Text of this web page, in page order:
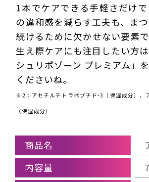
1本でケアできる手軽さだけ
の違和感を減らす工夫も、ま
続けるために欠かせない要素
生え際ケアにも注目したい方
シュリポゾーン プレミアム」
くださいね。
※2：アセチルテトラペプチド-3（保湿成分）、
（保湿成分）
商品名
内容量